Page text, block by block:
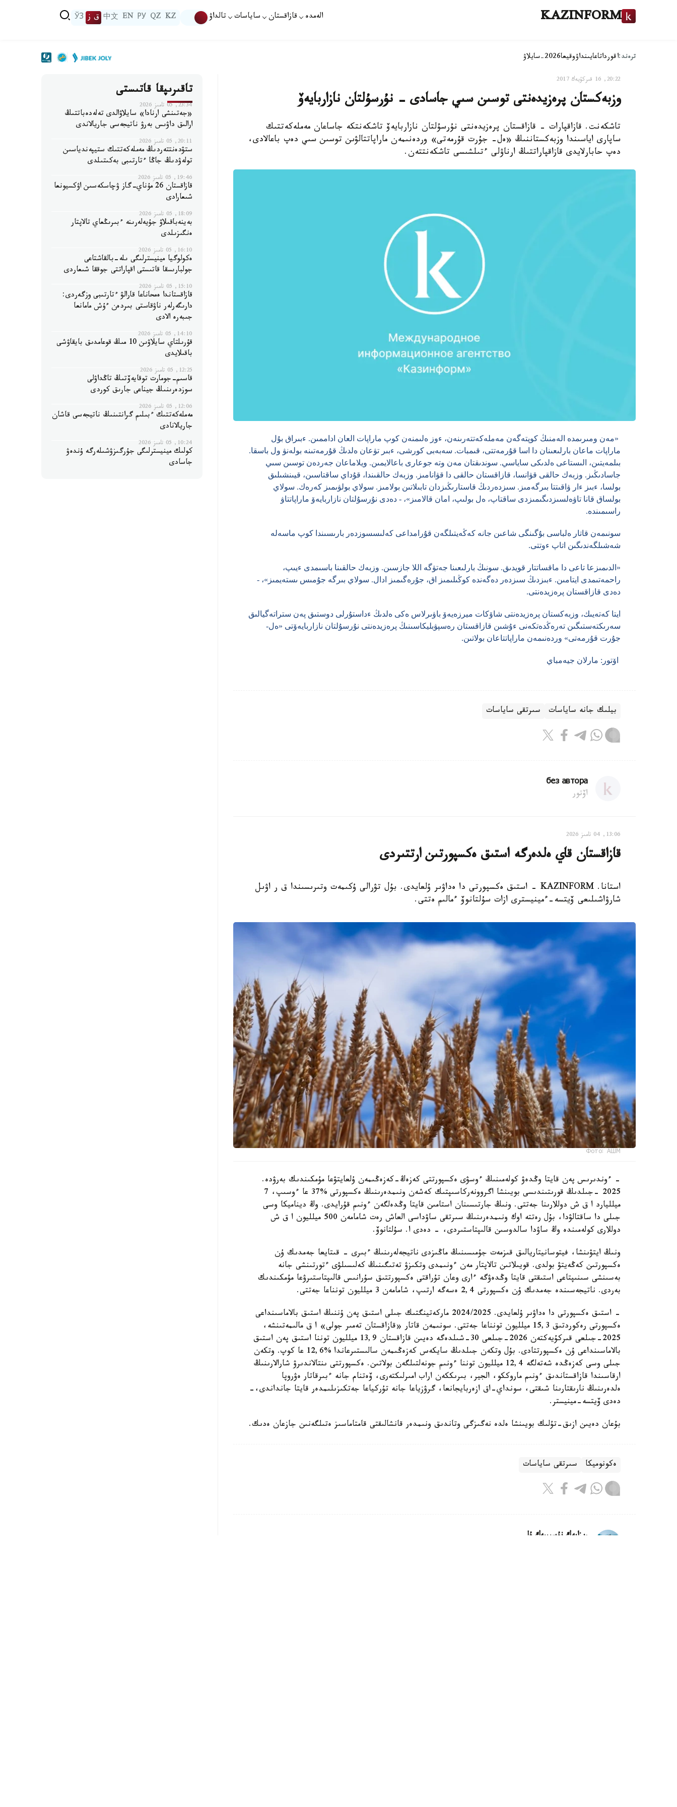
KAZINFORM الەمدە قازاقستان ساياسات تالداۋ KZ
QZ
РУ
EN
中文 ق ز ЎЗ
ترەند:اقورداتاعايىنداۋوقيعا2026-سايلاۋ
20:22, 16 قىركۇيەك 2017
وزبەكستان پرەزيدەنتى توسىن سىي جاسادى - نۇرسۇلتان نازاربايەۆ
تاشكەنت. قازاقپارات - قازاقستان پرەزيدەنتى نۇرسۇلتان نازاربايەۆ تاشكەنتكە جاساعان مەملەكەتتىك
ساپارى اياسىندا وزبەكستاننىڭ «ەل- جۇرت قۇرمەتى» وردەنىمەن ماراپاتتالۋىن توسىن سىي دەپ باعالادى،
دەپ حابارلايدى قازاقپاراتتىڭ ارناۋلى ءتىلشىسى تاشكەنتتەن.
«مەن ومىرىمدە الەمنىڭ كوپتەگەن مەملەكەتتەرىنەن، ءوز ەلىمنەن كوپ ماراپات العان اداممىن. ءبىراق بۇل
ماراپات ماعان بارلىعىنان دا اسا قۇرمەتتى، قىمبات. سەبەبى كورشى، ءبىر تۋعان ەلدىڭ قۇرمەتىنە بولەنۋ ول باسقا.
بىلمەيتىن، الىستاعى ەلدىكى ساياسي. سوندىقتان مەن وتە جوعارى باعالايمىن. ويلاماعان جەردەن توسىن سىي
جاسادىڭىز. وزبەك حالقى قۋانسا، قازاقستان حالقى دا قۋانامىز. وزبەك حالقىندا، قۇداي ساقتاسىن، قيىنشىلىق
بولسا، ءبىز ءار ۋاقىتتا بىرگەمىز. سىزدەردىڭ قاستارىڭىزدان تابىلاتىن بولامىز. سولاي بولۋىمىز كەرەك. سولاي
بولساق قانا تاۋەلسىزدىگىمىزدى ساقتاپ، ەل بولىپ، امان قالامىز»، - دەدى نۇرسۇلتان نازاربايەۆ ماراپاتتاۋ
راسىمىندە.
سونىمەن قاتار ەلباسى بۇگىنگى شاعىن جانە كەڭەيتىلگەن قۇرامداعى كەلىسسوزدەر بارىسىندا كوپ ماسەلە
شەشىلگەندىگىن اتاپ ءوتتى.
«الدىمىزعا تاعى دا ماقساتتار قويدىق. سونىڭ بارلىعىنا جەتۋگە اللا جازسىن. وزبەك حالقىنا باسىمدى ءيىپ،
راحمەتىمدى ايتامىن. ءبىزدىڭ سىزدەر دەگەندە كوڭىلىمىز اق، جۇرەگىمىز ادال. سولاي بىرگە جۇمىس ىستەيمىز»، -
دەدى قازاقستان پرەزيدەنتى.
ايتا كەتەيىك، وزبەكستان پرەزيدەنتى شاۆكات ميرزەيەۆ باۋىرلاس ەكى ەلدىڭ ءداستۇرلى دوستىق پەن ستراتەگيالىق
سەرىكتەستىگىن تەرەڭدەتكەنى ءۇشىن قازاقستان رەسپۋبليكاسىنىڭ پرەزيدەنتى نۇرسۇلتان نازاربايەۆتى «ەل-
جۇرت قۇرمەتى» وردەنىمەن ماراپاتتاعان بولاتىن.
اۆتور: مارلان جيەمباي
بيلىك جانە ساياسات سىرتقى ساياسات
без автора
اۆتور
13:06, 04 تامىز 2026
قازاقستان قاي ەلدەرگە استىق ەكسپورتىن ارتتىردى
استانا. KAZINFORM - استىق ەكسپورتى دا ەداۋىر ۇلعايدى. بۇل تۋرالى ۇكىمەت وتىرىسىندا ق ر اۋىل
شارۋاشىلىعى ۆيتسە-ءمينيسترى ازات سۇلتانوۆ ءمالىم ەتتى.
Фото: АШМ
- ءوندىرىس پەن قايتا وڭدەۋ كولەمىنىڭ ءوسۋى ەكسپورتتى كەزەڭ-كەزەڭىمەن ۇلعايتۋعا مۇمكىندىك بەرۋدە.
2025 -جىلدىڭ قورىتىندىسى بويىنشا اگروونەركاسىپتىك كەشەن ونىمدەرىنىڭ ەكسپورتى %37 عا ءوسىپ، 7
ميلليارد ا ق ش دوللارىنا جەتتى. ونىڭ جارتىسىنان استامىن قايتا وڭدەلگەن ءونىم قۇرايدى. وڭ ديناميكا وسى
جىلى دا ساقتالۋدا، بۇل رەتتە اوك ونىمدەرىنىڭ سىرتقى ساۋداسى العاش رەت شامامەن 500 ميلليون ا ق ش
دوللارى كولەمىندە وڭ ساۋدا سالدوسىن قالىپتاستىردى، - دەدى ا. سۇلتانوۆ.
ونىڭ ايتۋىنشا، فيتوسانيتاريالىق قىزمەت جۇمىسىنىڭ ماڭىزدى ناتيجەلەرىنىڭ ءبىرى - قىتايعا جەمدىك ۇن
ەكسپورتىن كەڭەيتۋ بولدى. قويىلاتىن تالاپتار مەن ءونىمدى وتكىزۋ تەتىگىنىڭ كەلىسىلۋى ءتورتىنشى جانە
بەسىنشى سىنىپتاعى استىقتى قايتا وڭدەۋگە ءارى وعان تۇراقتى ەكسپورتتىق سۇرانىس قالىپتاستىرۋعا مۇمكىندىك
بەردى. ناتيجەسىندە جەمدىك ۇن ەكسپورتى 2,4 ەسەگە ارتىپ، شامامەن 3 ميلليون تونناعا جەتتى.
- استىق ەكسپورتى دا ەداۋىر ۇلعايدى. 2024/2025 ماركەتينگتىك جىلى استىق پەن ۇننىڭ استىق بالاماسىنداعى
ەكسپورتى رەكوردتىق 15,3 ميلليون تونناعا جەتتى. سونىمەن قاتار «قازاقستان تەمىر جولى» ا ق مالىمەتىنشە،
2025-جىلعى قىركۇيەكتەن 2026-جىلعى 30-شىلدەگە دەيىن قازاقستان 13,9 ميلليون توننا استىق پەن استىق
بالاماسىنداعى ۇن ەكسپورتتادى. بۇل وتكەن جىلدىڭ سايكەس كەزەڭىمەن سالىستىرعاندا %12,6 عا كوپ. وتكەن
جىلى وسى كەزەڭدە شەتەلگە 12,4 ميلليون توننا ءونىم جونەلتىلگەن بولاتىن. ەكسپورتتى ىنتالاندىرۋ شارالارىنىڭ
ارقاسىندا قازاقستاندىق ءونىم ماروككو، الجير، بىرىككەن اراب امىرلىكتەرى، ۆەتنام جانە ءبىرقاتار ەۋروپا
ەلدەرىنىڭ نارىقتارىنا شىقتى، سونداي-اق ازەربايجانعا، گرۋزياعا جانە تۇركياعا جەتكىزىلىمدەر قايتا جانداندى،-
دەدى ۆيتسە-مينيستر.
بۇعان دەيىن ازىق-تۇلىك بويىنشا ەلدە نەگىزگى وتاندىق ونىمدەر قانشالىقتى قامتاماسىز ەتىلگەنىن جازعان ەدىك.
ەكونوميكا سىرتقى ساياسات
ريزابەك نۇسىپبەك ۇلى
تاقىرىپقا قاتىستى
23:34, 05 تامىز 2026
«جەتىنشى ارنادا» سايلاۋالدى تەلەدەباتتىڭ
ارالىق داۋىس بەرۋ ناتيجەسى جاريالاندى
20:11, 05 تامىز 2026
ستۋدەنتتەردىڭ مەملەكەتتىك ستيپەندياسىن
تولەۋدىڭ جاڭا ءتارتىبى بەكىتىلدى
19:46, 05 تامىز 2026
قازاقستان 26 مۇناي-گاز ۋچاسكەسىن اۋكسيونعا
شىعارادى
18:09, 05 تامىز 2026
بەينەباقىلاۋ جۇيەلەرىنە ءبىرىڭعاي تالاپتار
ەنگىزىلدى
16:10, 05 تامىز 2026
ەكولوگيا مينيسترلىگى ىلە-بالقاشتاعى
جولبارىسقا قاتىستى اقپاراتتى جوققا شىعاردى
15:10, 05 تامىز 2026
قازاقستاندا ەمحاناعا قارالۋ ءتارتىبى وزگەردى:
دارىگەرلەر ناۋقاستى بىردەن ءۇش مامانعا
جىبەرە الادى
14:10, 05 تامىز 2026
قۇرىلتاي سايلاۋىن 10 مىڭ قوعامدىق بايقاۋشى
باقىلايدى
12:25, 05 تامىز 2026
قاسىم-جومارت توقايەۆتىڭ تاڭداۋلى
سوزدەرىنىڭ جيناعى جارىق كوردى
12:06, 05 تامىز 2026
مەملەكەتتىك ءبىلىم گرانتىنىڭ ناتيجەسى قاشان
جاريالانادى
10:24, 05 تامىز 2026
كولىك مينيسترلىگى جۇرگىزۋشىلەرگە ۇندەۋ
جاسادى